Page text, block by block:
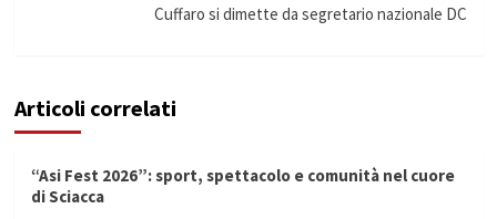
Cuffaro si dimette da segretario nazionale DC
Articoli correlati
“Asi Fest 2026”: sport, spettacolo e comunità nel cuore
di Sciacca